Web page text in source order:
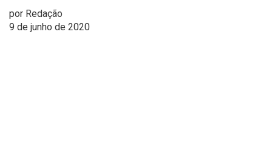
por Redação
9 de junho de 2020